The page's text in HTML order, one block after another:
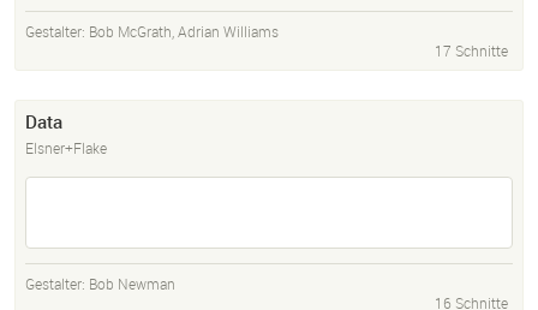
Gestalter: Bob McGrath,Adrian Williams
17 Schnitte
Data
Elsner+Flake
Gestalter: Bob Newman
16 Schnitte